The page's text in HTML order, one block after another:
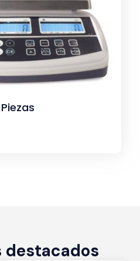
destacados